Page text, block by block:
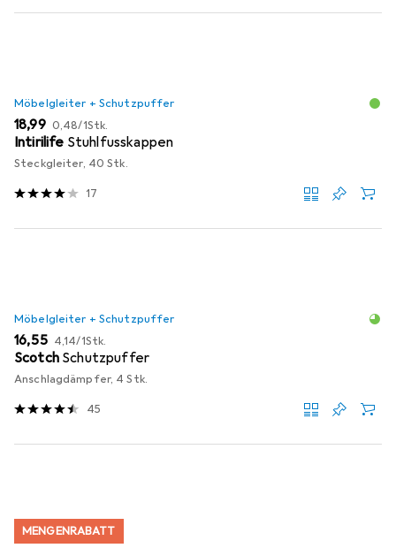
Möbelgleiter + Schutzpuffer
EUR
18,99 EUR
0,48/1Stk.
Intirilife Stuhlfusskappen
Steckgleiter, 40 Stk.
17
Möbelgleiter + Schutzpuffer
EUR
16,55 EUR
4,14/1Stk.
Scotch Schutzpuffer
Anschlagdämpfer, 4 Stk.
45
MENGENRABATT